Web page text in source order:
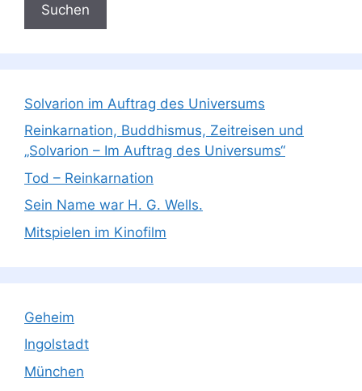
Suchen
Solvarion im Auftrag des Universums
Reinkarnation, Buddhismus, Zeitreisen und
„Solvarion – Im Auftrag des Universums“
Tod – Reinkarnation
Sein Name war H. G. Wells.
Mitspielen im Kinofilm
Geheim
Ingolstadt
München